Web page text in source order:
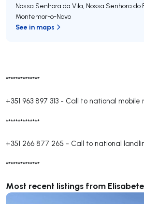
**************
+351 963 897 313 - Call to national mobile
**************
+351 266 877 265 - Call to national
**************
Most recent listings from
Nossa Senhora da Vila, Nossa Senhora do
Montemor-o-Novo
See in maps